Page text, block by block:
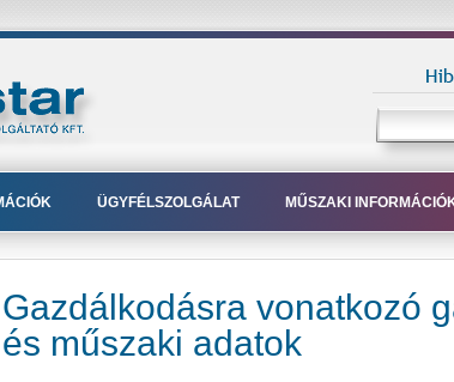
ÜGYFÉLSZOLGÁLAT MŰSZAKI
Gazdálkodásra vonatkozó
és műszaki adatok